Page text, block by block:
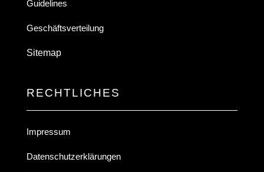
Guidelines
Geschäftsverteilung
Sitemap
RECHTLICHES
Impressum
Datenschutzerklärungen